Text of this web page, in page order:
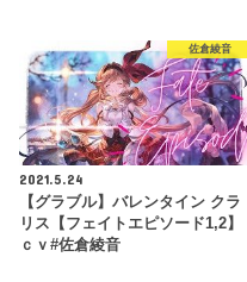
佐倉綾音
2021.5.24
【グラブル】バレンタイン クラ
リス【フェイトエピソード1,2】
ｃｖ#佐倉綾音